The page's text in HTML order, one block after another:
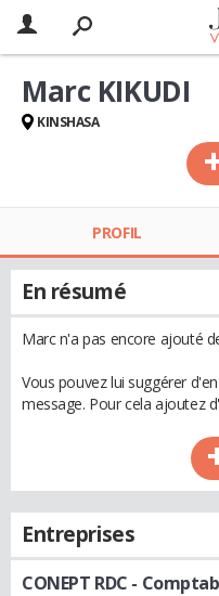
Marc KIKUDI
KINSHASA
PROFIL
En résumé
Marc n'a pas encore ajouté
Vous pouvez lui suggérer
message. Pour cela ajoutez
Entreprises
CONEPT RDC -